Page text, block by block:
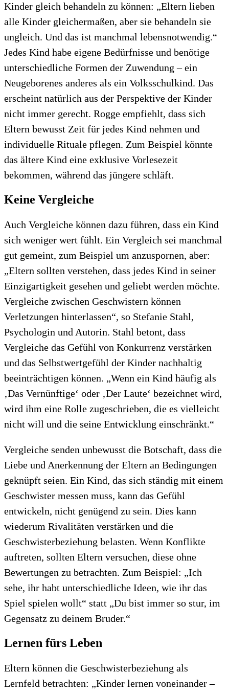
Kinder gleich behandeln zu können: „Eltern lieben
alle Kinder gleichermaßen, aber sie behandeln sie
ungleich. Und das ist manchmal lebensnotwendig.“
Jedes Kind habe eigene Bedürfnisse und benötige
unterschiedliche Formen der Zuwendung – ein
Neugeborenes anderes als ein Volksschulkind. Das
erscheint natürlich aus der Perspektive der Kinder
nicht immer gerecht. Rogge empfiehlt, dass sich
Eltern bewusst Zeit für jedes Kind nehmen und
individuelle Rituale pflegen. Zum Beispiel könnte
das ältere Kind eine exklusive Vorlesezeit
bekommen, während das jüngere schläft.
Keine Vergleiche
Auch Vergleiche können dazu führen, dass ein Kind
sich weniger wert fühlt. Ein Vergleich sei manchmal
gut gemeint, zum Beispiel um anzuspornen, aber:
„Eltern sollten verstehen, dass jedes Kind in seiner
Einzigartigkeit gesehen und geliebt werden möchte.
Vergleiche zwischen Geschwistern können
Verletzungen hinterlassen“, so Stefanie Stahl,
Psychologin und Autorin. Stahl betont, dass
Vergleiche das Gefühl von Konkurrenz verstärken
und das Selbstwertgefühl der Kinder nachhaltig
beeinträchtigen können. „Wenn ein Kind häufig als
‚Das Vernünftige‘ oder ‚Der Laute‘ bezeichnet wird,
wird ihm eine Rolle zugeschrieben, die es vielleicht
nicht will und die seine Entwicklung einschränkt.“
Vergleiche senden unbewusst die Botschaft, dass die
Liebe und Anerkennung der Eltern an Bedingungen
geknüpft seien. Ein Kind, das sich ständig mit einem
Geschwister messen muss, kann das Gefühl
entwickeln, nicht genügend zu sein. Dies kann
wiederum Rivalitäten verstärken und die
Geschwisterbeziehung belasten. Wenn Konflikte
auftreten, sollten Eltern versuchen, diese ohne
Bewertungen zu betrachten. Zum Beispiel: „Ich
sehe, ihr habt unterschiedliche Ideen, wie ihr das
Spiel spielen wollt“ statt „Du bist immer so stur, im
Gegensatz zu deinem Bruder.“
Lernen fürs Leben
Eltern können die Geschwisterbeziehung als
Lernfeld betrachten: „Kinder lernen voneinander –